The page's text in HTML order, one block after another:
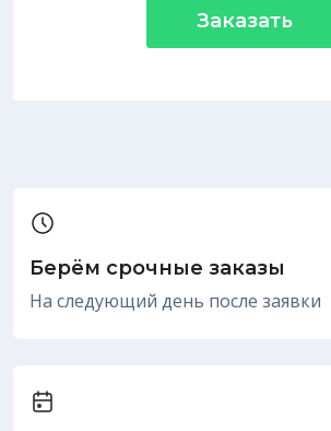
Заказать
Берём срочные заказы
На следующий день после заявки